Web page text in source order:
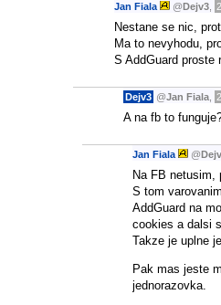
Jan Fiala @Dejv3
Nestane se nic,
Ma to nevyhodu,
S AddGuard
Dejv3 @Jan Fiala
A na fb to
Jan Fiala @
Na FB netusim,
S tom
AddGuard na
cookies a dalsi
Takze je uplne
Pak mas jeste
jednorazovka.